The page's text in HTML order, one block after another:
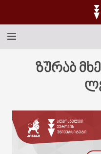
EEU-Ს ᲨᲔᲡᲐᲮᲔᲑ
ᲡᲐᲔᲠᲗᲐᲨᲝᲠᲘᲡᲝ
ზურაბ